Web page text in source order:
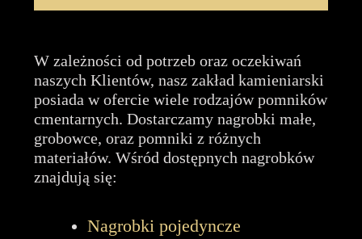
W zależności od potrzeb oraz oczekiwań
naszych Klientów, nasz zakład kamieniarski
posiada w ofercie wiele rodzajów pomników
cmentarnych. Dostarczamy nagrobki małe,
grobowce, oraz pomniki z różnych
materiałów. Wśród dostępnych nagrobków
znajdują się:
Nagrobki pojedyncze